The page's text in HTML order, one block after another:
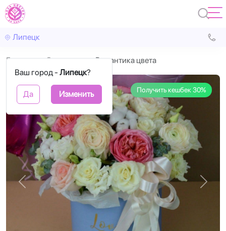
Липецк
Ваш город - Липецк?
Да Изменить
Главная С цветами Романтика цвета
Получить кешбек 30%
Назад